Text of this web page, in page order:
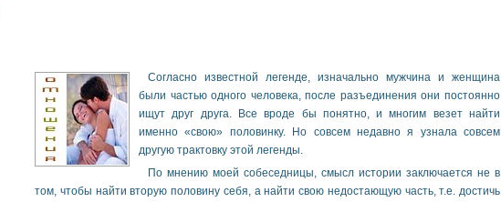
Согласно известной легенде, изначально мужчина и женщина
были частью одного человека, после разъединения они постоянно
ищут друг друга. Все вроде бы понятно, и многим везет найти
именно «свою» половинку. Но совсем недавно я узнала совсем
другую трактовку этой легенды.
По мнению моей собеседницы, смысл истории заключается не в
том, чтобы найти вторую половину себя, а найти свою недостающую часть, т.е. достичь